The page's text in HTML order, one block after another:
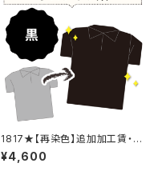
1817★【再染色】追加加工賃・黒
染め
¥4,600